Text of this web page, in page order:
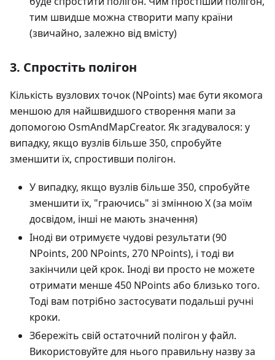
тим швидше можна створити мапу країни
(звичайно, залежно від вмісту)
3. Спростіть полігон
Кількість вузлових точок (NPoints) має бути якомога
меншою для найшвидшого створення мапи за
допомогою OsmAndMapCreator. Як згадувалося: у
випадку, якщо вузлів більше 350, спробуйте
зменшити їх, спростивши полігон.
У випадку, якщо вузлів більше 350, спробуйте
зменшити їх, "граючись" зі змінною X (за моїм
досвідом, інші не мають значення)
Іноді ви отримуєте чудові результати (90
NPoints, 200 NPoints, 270 NPoints), і тоді ви
закінчили цей крок. Іноді ви просто не можете
отримати менше 450 NPoints або близько того.
Тоді вам потрібно застосувати подальші ручні
кроки.
Збережіть свій остаточний полігон у файл.
Використовуйте для нього правильну назву за